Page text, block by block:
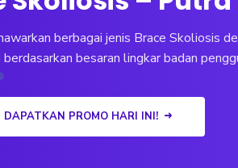
berbagai jenis Brace Skoliosis
besaran lingkar badan
DAPATKAN PROMO HARI INI!